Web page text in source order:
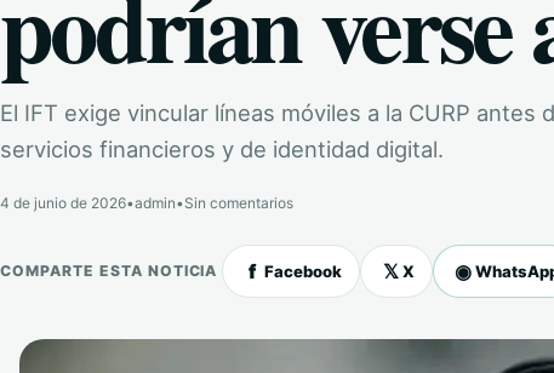
El IFT exige vincular líneas móviles a la CURP
servicios financieros y de identidad digital.
4 de junio de 2026•admin•Sin comentarios
COMPARTE ESTA NOTICIA f Facebook 𝕏 X ◉